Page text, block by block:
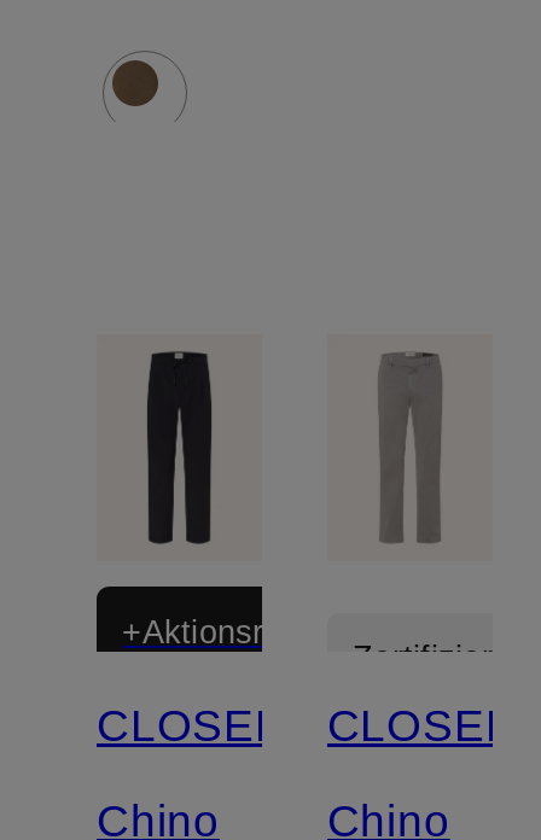
+Aktionsrabatt
Zertifiziert
CLOSED
Chino
Zertifiziert
CLOSED
Chino